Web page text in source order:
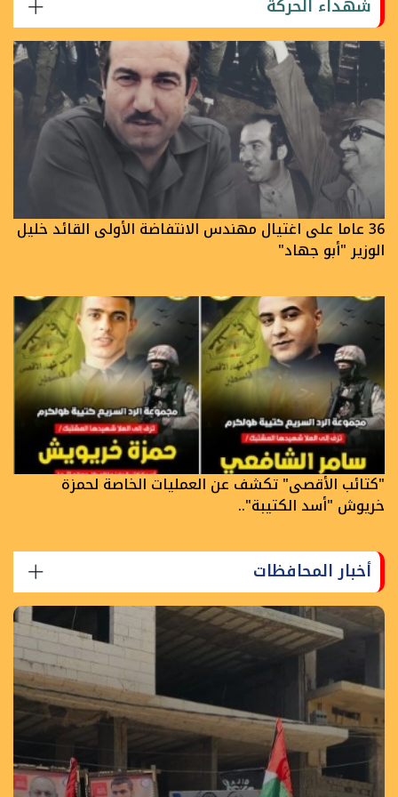
شهداء الحركة
36 عاما على اغتيال مهندس الانتفاضة الأولى القائد خليل
الوزير "أبو جهاد"
"كتائب الأقصى" تكشف عن العمليات الخاصة لحمزة
خريوش "أسد الكتيبة"..
أخبار المحافظات